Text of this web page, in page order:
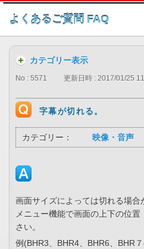
このページ
よくあるご質問 FAQ
カテゴリー表示
No : 5571 更新日時 : 2017/01/25
字幕が切れる。
カテゴリー： 映像・音声
画面サイズによっては切れる場合
メニュー機能で画面の上下の位
さい。
例(BHR3、BHR4、BHR6、BHR７